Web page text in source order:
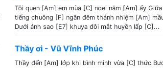
Tôi quen [Am] em mùa [C] noel năm [Am] ấy Giữa
tiếng chuông [F] ngân đêm thánh nhiệm [Am]
Dưới ánh sao [E7] khuya đôi mắt huyền lấp [C]...
Thầy ơi - Vũ Vĩnh Phúc
Thầy đến [Am] lớp khi bình minh vừa [C] thức